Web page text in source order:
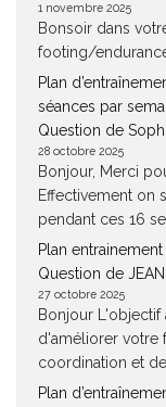
1 novembre 2025
Bonsoir dans
footing/
Plan
séances par
Question de
28 octobre 2025
Bonjour, Merci
Effectivement on
pendant ces 16
Plan
Question de
27 octobre 2025
Bonjour
d'améliorer votre
coordination et
Plan